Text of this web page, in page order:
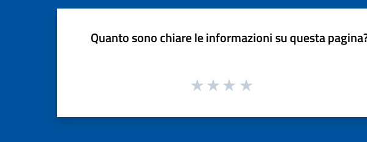
Quanto sono chiare le informazioni su questa